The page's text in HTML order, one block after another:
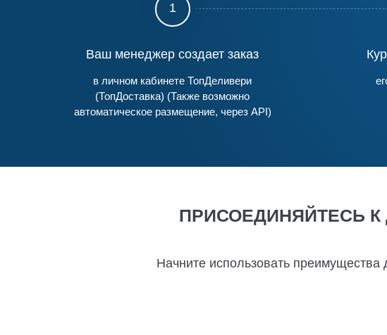
1
Ваш менеджер создает заказ
в личном кабинете ТопДеливери
(ТопДоставка) (Также возможно
автоматическое размещение, через API)
ПРИСОЕДИНЯЙТЕСЬ К
Начните использовать преимущества